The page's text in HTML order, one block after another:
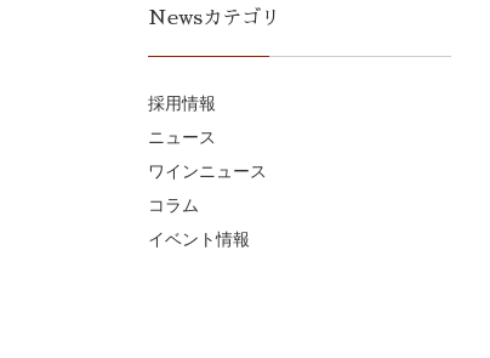
Newsカテゴリ
採用情報
ニュース
ワインニュース
コラム
イベント情報